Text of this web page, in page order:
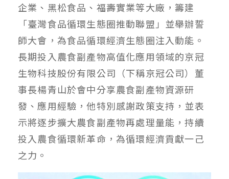
企業、黑松食品、福壽實業等大廠，籌建
「臺灣食品循環生態圈推動聯盟」並舉辦誓
師大會，為食品循環經濟生態圈注入動能。
長期投入農食副產物高值化應用領域的京冠
生物科技股份有限公司（下稱京冠公司）董
事長楊青山於會中分享農食副產物資源研
發、應用經驗，他特別感謝政策支持，並表
示將逐步擴大農食副產物再處理量能，持續
投入農食循環新革命，為循環經濟貢獻一己
之力。